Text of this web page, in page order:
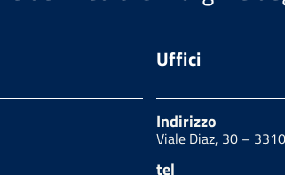
Uffici
Indirizzo
Viale Diaz, 30 –
tel